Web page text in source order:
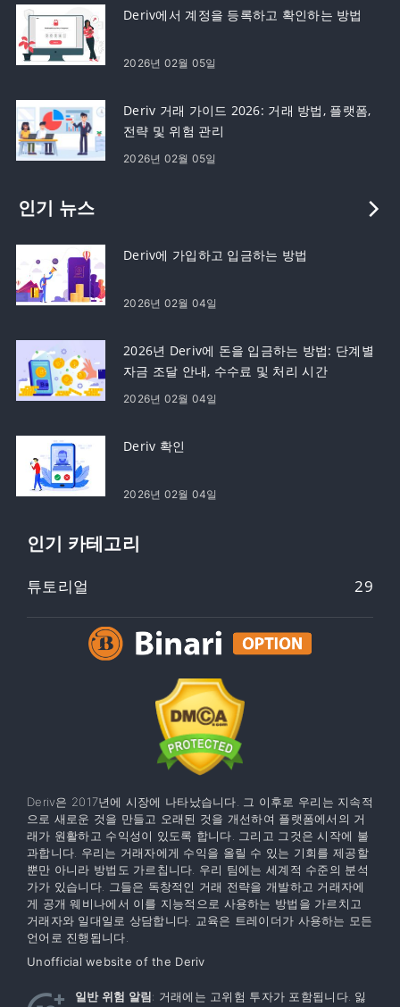
Deriv에서 계정을 등록하고 확인하는 방법
2026년 02월 05일
Deriv 거래 가이드 2026: 거래 방법, 플랫폼,
전략 및 위험 관리
2026년 02월 05일
인기 뉴스
Deriv에 가입하고 입금하는 방법
2026년 02월 04일
2026년 Deriv에 돈을 입금하는 방법: 단계별
자금 조달 안내, 수수료 및 처리 시간
2026년 02월 04일
Deriv 확인
2026년 02월 04일
인기 카테고리
튜토리얼 29
Deriv은 2017년에 시장에 나타났습니다. 그 이후로 우리는 지속적
으로 새로운 것을 만들고 오래된 것을 개선하여 플랫폼에서의 거
래가 원활하고 수익성이 있도록 합니다. 그리고 그것은 시작에 불
과합니다. 우리는 거래자에게 수익을 올릴 수 있는 기회를 제공할
뿐만 아니라 방법도 가르칩니다. 우리 팀에는 세계적 수준의 분석
가가 있습니다. 그들은 독창적인 거래 전략을 개발하고 거래자에
게 공개 웨비나에서 이를 지능적으로 사용하는 방법을 가르치고
거래자와 일대일로 상담합니다. 교육은 트레이더가 사용하는 모든
언어로 진행됩니다.
Unofficial website of the Deriv
일반 위험 알림: 거래에는 고위험 투자가 포함됩니다. 잃